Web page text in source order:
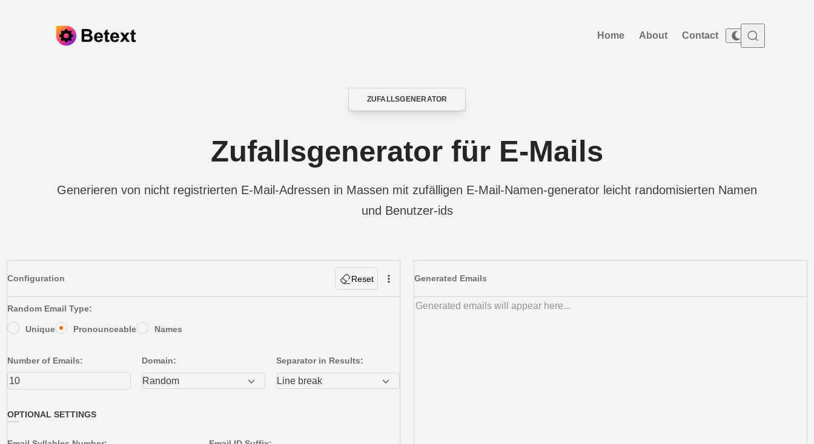
Home About Contact
CATEGORY
ZUFALLSGENERATOR
Zufallsgenerator für E-Mails
Generieren von nicht registrierten E-Mail-Adressen in Massen mit zufälligen E-Mail-Namen-generator leicht randomisierten Namen
und Benutzer-ids
Configuration Reset
Random Email Type:
Unique Pronounceable Names
Number of Emails: Domain: Separator in Results:
OPTIONAL SETTINGS
Generated Emails